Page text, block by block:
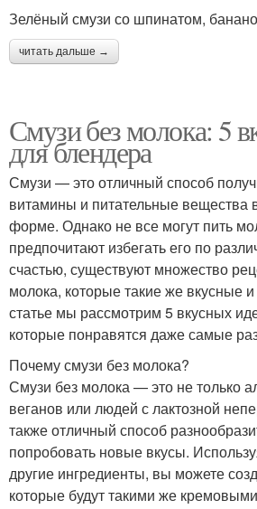
Зелёный смузи со шпинатом,
читать дальше →
Смузи без молока: 5
для блендера
Смузи — это отличный способ
витамины и питательные вещества
форме. Однако не все могут пить
предпочитают избегать его по
счастью, существуют множество
молока, которые такие же вкусные
статье мы рассмотрим 5 вкусных
которые понравятся даже самые
Почему смузи без молока?
Смузи без молока — это не только
веганов или людей с лактозной
также отличный способ
попробовать новые вкусы.
другие ингредиенты, вы можете
которые будут такими же